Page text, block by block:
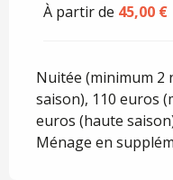
À partir de 45,00 €
Nuitée (minimum 2
saison), 110 euros
euros (haute
Ménage en